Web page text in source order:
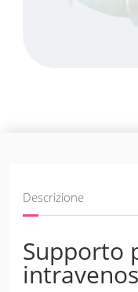
Descrizione
Supporto